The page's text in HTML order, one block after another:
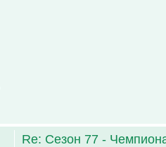
Re: Сезон 77 -